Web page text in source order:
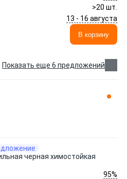
>20 шт.
13 - 16 августа
В корзину
Показать еще 6 предложений
черная химостойкая
95%